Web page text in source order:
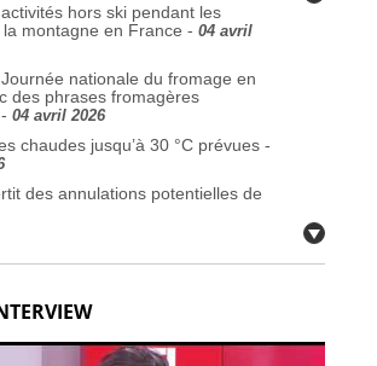
activités hors ski pendant les
montagne en France - 04 avril
nationale du fromage en
des phrases fromagères
04 avril 2026
chaudes jusqu’à 30 °C prévues -
des annulations potentielles de
Dunkerque–Rosslare
françaises face à la crise de
à double nationalité :